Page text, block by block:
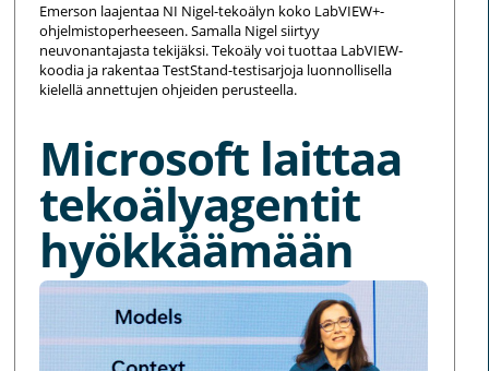
Emerson laajentaa NI Nigel-tekoälyn koko LabVIEW+-
ohjelmistoperheeseen. Samalla Nigel siirtyy
neuvonantajasta tekijäksi. Tekoäly voi tuottaa LabVIEW-
koodia ja rakentaa TestStand-testisarjoja luonnollisella
kielellä annettujen ohjeiden perusteella.
Microsoft laittaa
tekoälyagentit
hyökkäämään